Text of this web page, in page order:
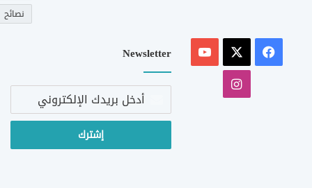
نصائح
فيسبوك
‫YouTube
انستقرام
Newsletter
أدخل
الإلكتروني